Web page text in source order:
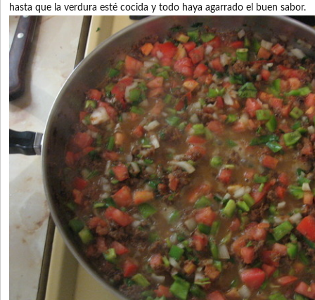
hasta que la verdura esté cocida y todo haya agarrado el buen sabor.